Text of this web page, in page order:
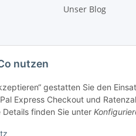
nutzen
gestatten Sie den
Express Checkout und
finden Sie unter
Unser Blog
Lieferbedingungen, zzgl.